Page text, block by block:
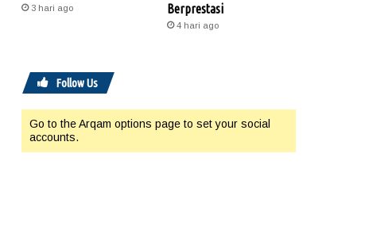
3 hari ago
Berprestasi
4 hari ago
Follow Us
Go to the Arqam options page to set your social
accounts.